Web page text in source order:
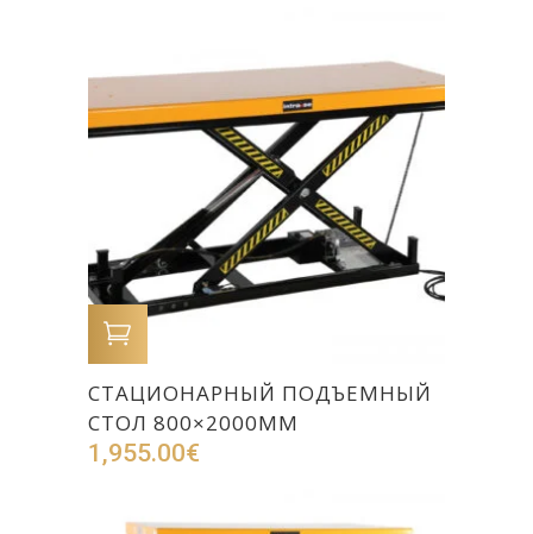
СТАЦИОНАРНЫЙ ПОДЪЕМНЫЙ
СТОЛ 800×2000ММ
1,955.00€